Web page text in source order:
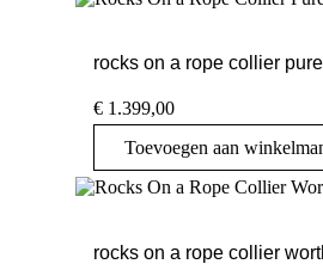
rocks on a rope collier
€ 1.399,00
Toevoegen aan
rocks on a rope collier